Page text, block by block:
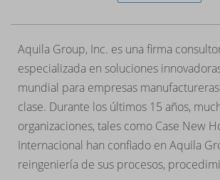
Aquila Group, Inc. es una firma
especializada en soluciones
mundial para empresas
clase. Durante los últimos 15 años,
organizaciones, tales como Case New
Internacional han confiado en Aquila
reingeniería de sus procesos,